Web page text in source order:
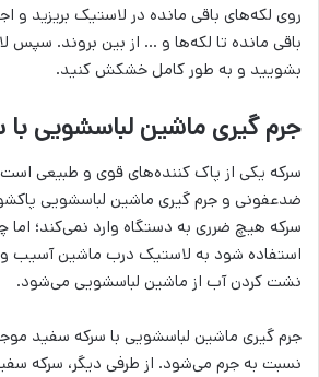
روی لکه‌های باقی مانده در لاستیک بریزید و
باقی مانده تا لکه‌ها و … از بین بروند. سپس
بشویید و به طور کامل خشکش کنید.
جرم گیری ماشین لباسشویی با
سرکه یکی از پاک کننده‌های قوی و طبیعی
ضدعفونی و جرم گیری ماشین لباسشویی
سرکه هیچ ضرری به دستگاه وارد نمی‌کند؛ اما
استفاده شود به لاستیک درب ماشین آسیب
نشت کردن آب از ماشین لباسشویی می‌شود.
جرم گیری ماشین لباسشویی با سرکه سفید
نسبت به جرم می‌شود. از طرفی دیگر، سرکه